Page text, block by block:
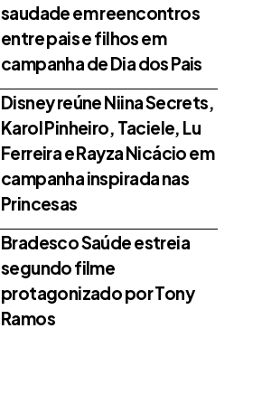
saudade em reencontros
entre pais e filhos em
campanha de Dia dos Pais
Disney reúne Niina Secrets,
Karol Pinheiro, Taciele, Lu
Ferreira e Rayza Nicácio em
campanha inspirada nas
Princesas
Bradesco Saúde estreia
segundo filme
protagonizado por Tony
Ramos